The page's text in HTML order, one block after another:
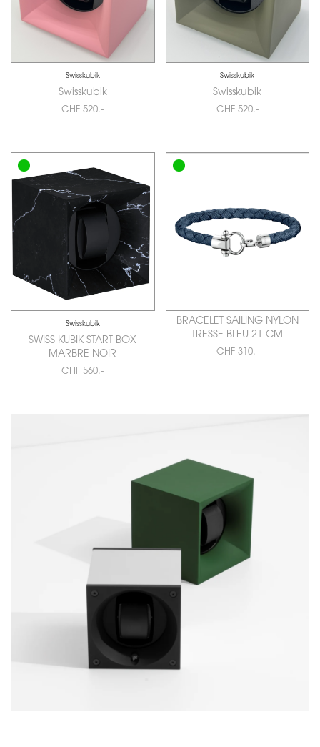
Swisskubik
Swisskubik
CHF 520.-
Swisskubik
Swisskubik
CHF 520.-
Swisskubik
SWISS KUBIK START BOX
MARBRE NOIR
CHF 560.-
BRACELET SAILING NYLON
TRESSE BLEU 21 CM
CHF 310.-